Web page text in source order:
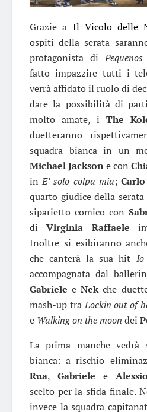
Grazie a Il Vicolo delle
ospiti della serata
protagonista di
fatto impazzire tutti i
verrà affidato il ruolo di
dare la possibilità di
molto amate, i The
duetteranno
squadra bianca in un
Michael Jackson e con
inE’ solo colpa mia;
quarto giudice della
siparietto comico con
diVirginia Raffaele
Inoltre si esibiranno
che canterà la sua hit
accompagnata dal
Gabriele eNekche
mash-up traLockin out of
e Walking on the moon dei
La prima manche vedrà
bianca: a rischio
Rua, Gabriele e Alessio
scelto per la sfida finale.
invece la squadra